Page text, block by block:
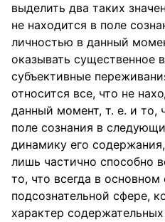
выделить два таких
не находится в поле
личностью в данный
оказывать существенное
субъективные
относится все, что не
данный момент, т. е. и то,
поле сознания в
динамику его
лишь частично способно
то, что всегда в основном
подсознательной сфере,
характер